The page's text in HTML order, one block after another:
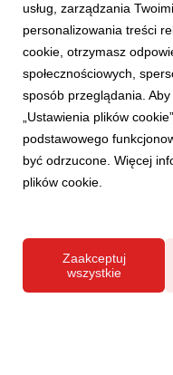
O WNĘTRZACH
Coffee bar w
przyjemności
1 września 2025
„Życie to piękna i
idealnej filiżanki kawy” –
goryczka,
usług, zarządzania
personalizowania treści
cookie, otrzymasz
społecznościowych,
sposób przeglądania.
„Ustawienia plików
podstawowego
być odrzucone. Więcej
plików cookie.
Zaakceptuj
wszystkie